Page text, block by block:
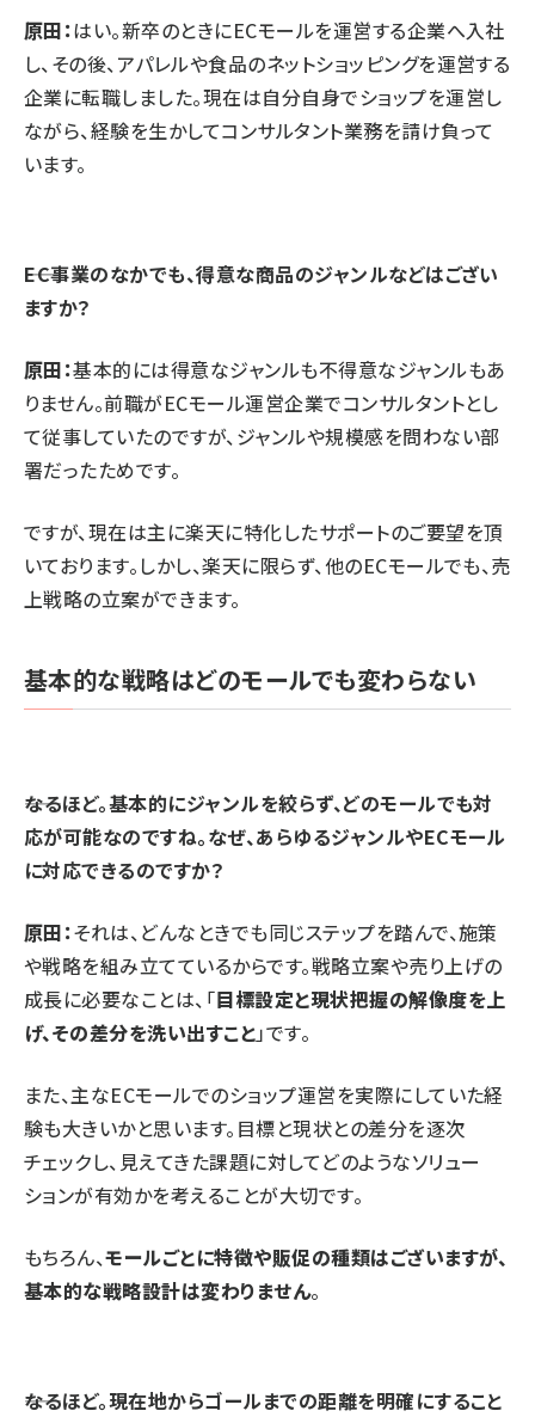
原田：はい。新卒のときにECモールを運営する企業へ入社
し、その後、アパレルや食品のネットショッピングを運営する
企業に転職しました。現在は自分自身でショップを運営し
ながら、経験を生かしてコンサルタント業務を請け負って
います。
⸺EC事業のなかでも、得意な商品のジャンルなどはござい
ますか？
原田：基本的には得意なジャンルも不得意なジャンルもあ
りません。前職がECモール運営企業でコンサルタントとし
て従事していたのですが、ジャンルや規模感を問わない部
署だったためです。
ですが、現在は主に楽天に特化したサポートのご要望を頂
いております。しかし、楽天に限らず、他のECモールでも、売
上戦略の立案ができます。
基本的な戦略はどのモールでも変わらない
⸺なるほど。基本的にジャンルを絞らず、どのモールでも対
応が可能なのですね。なぜ、あらゆるジャンルやECモール
に対応できるのですか？
原田：それは、どんなときでも同じステップを踏んで、施策
や戦略を組み立てているからです。戦略立案や売り上げの
成長に必要なことは、「目標設定と現状把握の解像度を上
げ、その差分を洗い出すこと」です。
また、主なECモールでのショップ運営を実際にしていた経
験も大きいかと思います。目標と現状との差分を逐次
チェックし、見えてきた課題に対してどのようなソリュー
ションが有効かを考えることが大切です。
もちろん、モールごとに特徴や販促の種類はございますが、
基本的な戦略設計は変わりません。
⸺なるほど。現在地からゴールまでの距離を明確にすること